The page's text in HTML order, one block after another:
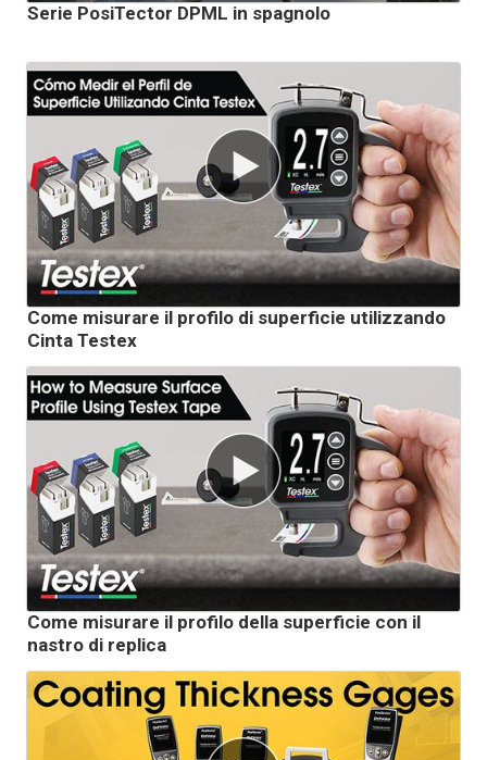
Serie PosiTector DPML in spagnolo
Come misurare il profilo di superficie utilizzando
Cinta Testex
Come misurare il profilo della superficie con il
nastro di replica